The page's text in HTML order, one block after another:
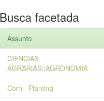
Busca facetada
Assunto
CIENCIAS
AGRARIAS::AGRONOMIA
Corn - Planting